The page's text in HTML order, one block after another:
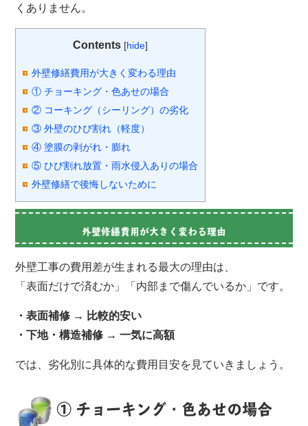
くありません。
Contents [hide]
外壁修繕費用が大きく変わる理由
① チョーキング・色あせの場合
② コーキング（シーリング）の劣化
③ 外壁のひび割れ（軽度）
④ 塗膜の剥がれ・膨れ
⑤ ひび割れ放置・雨水侵入ありの場合
外壁修繕で後悔しないために
外壁修繕費用が大きく変わる理由
外壁工事の費用差が生まれる最大の理由は、
「表面だけで済むか」「内部まで傷んでいるか」です。
・表面補修 → 比較的安い
・下地・構造補修 → 一気に高額
では、劣化別に具体的な費用目安を見ていきましょう。
① チョーキング・色あせの場合